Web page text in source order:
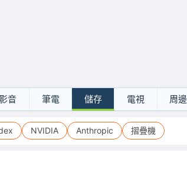
音 筆電 儲存 電視 周邊
NVIDIA Anthropic 摺疊機